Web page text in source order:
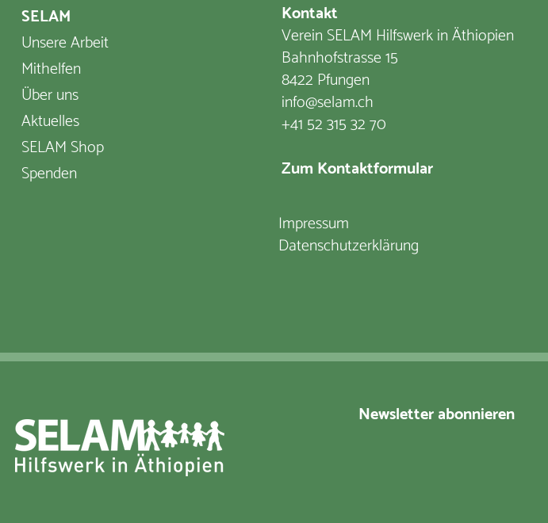
SELAM
Unsere Arbeit
Mithelfen
Über uns
Aktuelles
SELAM Shop
Spenden
Kontakt
Verein SELAM Hilfswerk in Äthiopien
Bahnhofstrasse 15
8422 Pfungen
info@selam.ch
+41 52 315 32 70
Zum Kontaktformular
Impressum
Datenschutzerklärung
Newsletter abonnieren